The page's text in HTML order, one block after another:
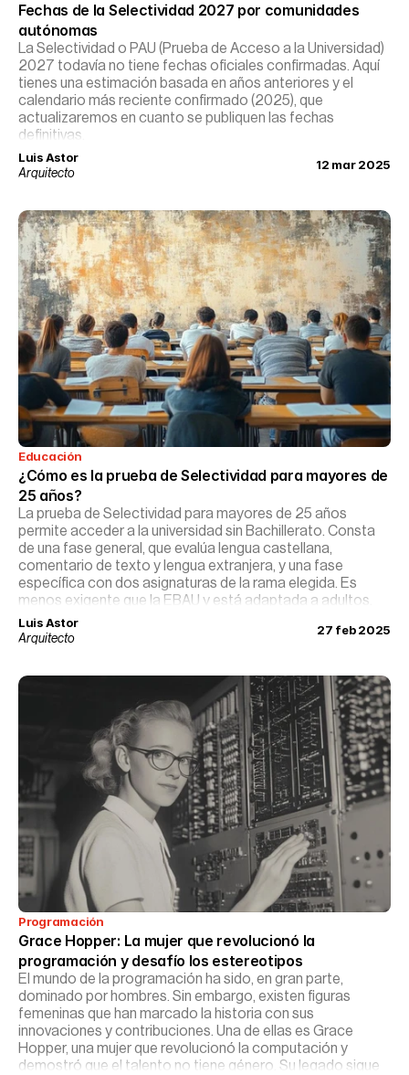
Fechas de la Selectividad 2027 por comunidades
autónomas
La Selectividad o PAU (Prueba de Acceso a la Universidad)
2027 todavía no tiene fechas oficiales confirmadas. Aquí
tienes una estimación basada en años anteriores y el
calendario más reciente confirmado (2025), que
actualizaremos en cuanto se publiquen las fechas
definitivas.
Luis Astor
Arquitecto
12 mar 2025
Educación
¿Cómo es la prueba de Selectividad para mayores de
25 años?
La prueba de Selectividad para mayores de 25 años
permite acceder a la universidad sin Bachillerato. Consta
de una fase general, que evalúa lengua castellana,
comentario de texto y lengua extranjera, y una fase
específica con dos asignaturas de la rama elegida. Es
menos exigente que la EBAU y está adaptada a adultos.
Luis Astor
Arquitecto
27 feb 2025
Programación
Grace Hopper: La mujer que revolucionó la
programación y desafío los estereotipos
El mundo de la programación ha sido, en gran parte,
dominado por hombres. Sin embargo, existen figuras
femeninas que han marcado la historia con sus
innovaciones y contribuciones. Una de ellas es Grace
Hopper, una mujer que revolucionó la computación y
demostró que el talento no tiene género. Su legado sigue